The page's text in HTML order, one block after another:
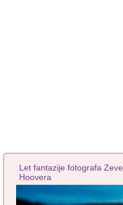
Let fantazije fotografa Zeve
Hoovera